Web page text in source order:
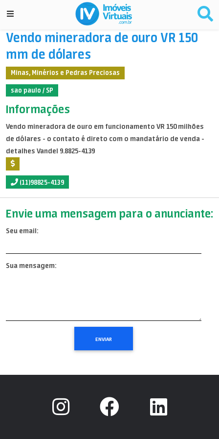
Vendo mineradora de ouro VR 150
mm de dólares
Minas, Minérios e Pedras Preciosas
sao paulo / SP
Informações
Vendo mineradora de ouro em funcionamento VR 150 milhões
de dólares - o contato é direto com o mandatário de venda -
detalhes Vandel 9.8825-4139
(11)98825-4139
Envie uma mensagem para o anunciante:
Seu email:
Sua mensagem: